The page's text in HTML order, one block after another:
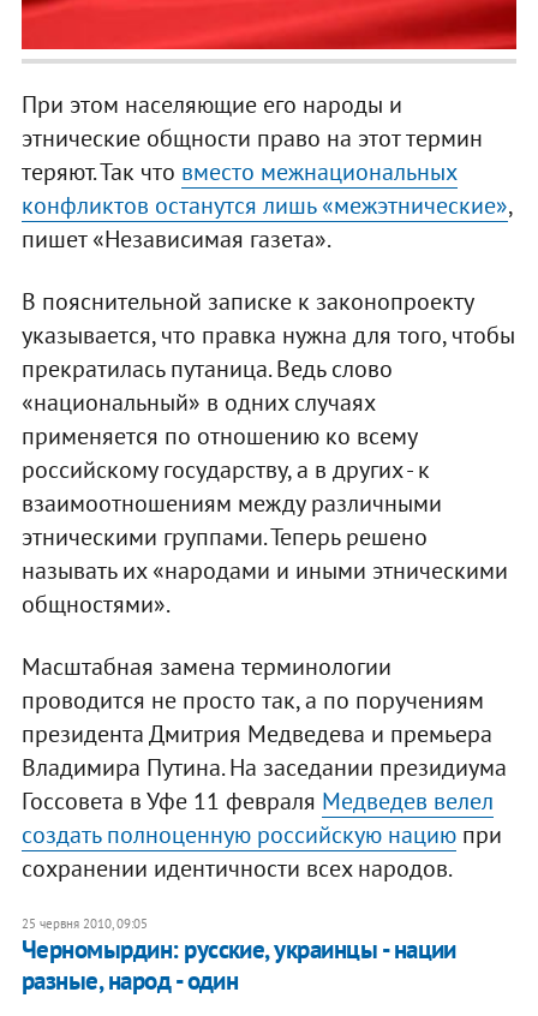
При этом населяющие его народы и
этнические общности право на этот термин
теряют. Так что вместо межнациональных
конфликтов останутся лишь «межэтнические»,
пишет «Независимая газета».
В пояснительной записке к законопроекту
указывается, что правка нужна для того, чтобы
прекратилась путаница. Ведь слово
«национальный» в одних случаях
применяется по отношению ко всему
российскому государству, а в других - к
взаимоотношениям между различными
этническими группами. Теперь решено
называть их «народами и иными этническими
общностями».
Масштабная замена терминологии
проводится не просто так, а по поручениям
президента Дмитрия Медведева и премьера
Владимира Путина. На заседании президиума
Госсовета в Уфе 11 февраля Медведев велел
создать полноценную российскую нациюпри
сохранении идентичности всех народов.
25 червня 2010, 09:05
Черномырдин: русские, украинцы - нации
разные, народ - один